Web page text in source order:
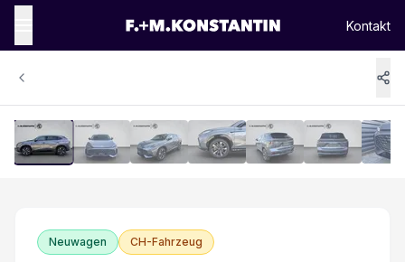
Kontakt
Neuwagen CH-Fahrzeug